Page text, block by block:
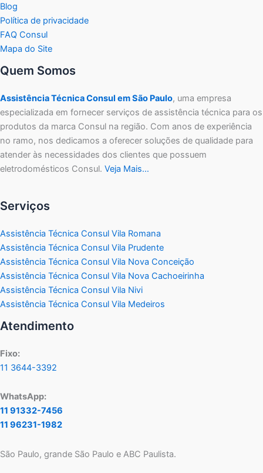
Blog
Política de privacidade
FAQ Consul
Mapa do Site
Quem Somos
Assistência Técnica Consul em São Paulo, uma empresa
especializada em fornecer serviços de assistência técnica para os
produtos da marca Consul na região. Com anos de experiência
no ramo, nos dedicamos a oferecer soluções de qualidade para
atender às necessidades dos clientes que possuem
eletrodomésticos Consul. Veja Mais…
Serviços
Assistência Técnica Consul Vila Romana
Assistência Técnica Consul Vila Prudente
Assistência Técnica Consul Vila Nova Conceição
Assistência Técnica Consul Vila Nova Cachoeirinha
Assistência Técnica Consul Vila Nivi
Assistência Técnica Consul Vila Medeiros
Atendimento
Fixo:
11 3644-3392
WhatsApp:
11 91332-7456
11 96231-1982
São Paulo, grande São Paulo e ABC Paulista.